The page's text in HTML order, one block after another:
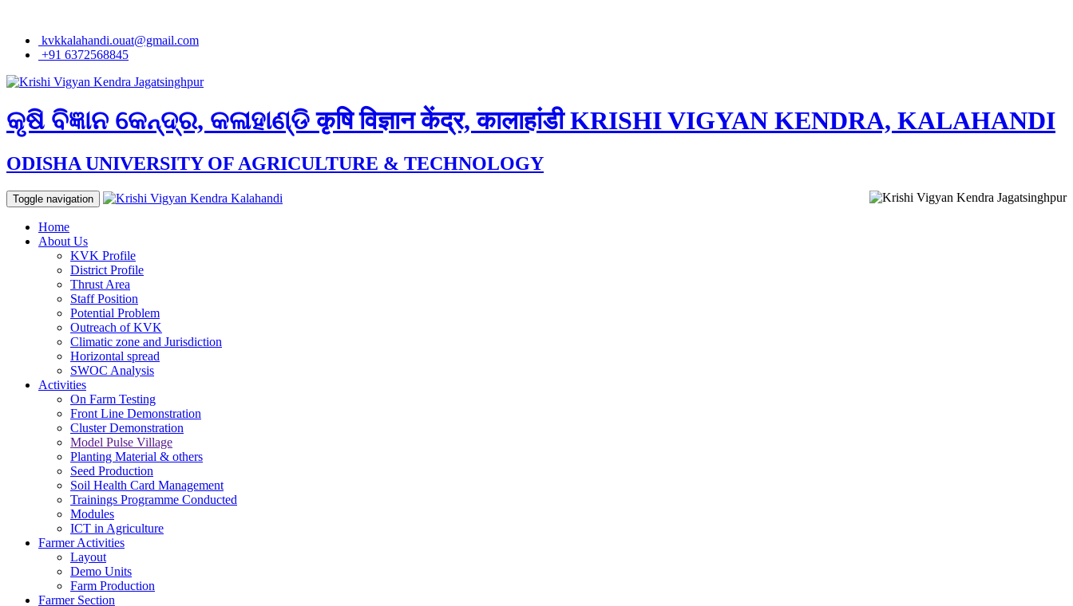
kvkkalahandi.ouat@gmail.com
+91 6372568845
କୃଷି ବିଜ୍ଞାନ କେନ୍ଦ୍ର, କଳାହାଣ୍ଡିकृषि विज्ञान केंद्र, कालाहांडीKRISHI VIGYAN KENDRA, KALAHANDI
ODISHA UNIVERSITY OF AGRICULTURE & TECHNOLOGY
Toggle navigation
Home
About Us
KVK Profile
District Profile
Thrust Area
Staff Position
Potential Problem
Outreach of KVK
Climatic zone and Jurisdiction
Horizontal spread
SWOC Analysis
Activities
On Farm Testing
Front Line Demonstration
Cluster Demonstration
Model Pulse Village
Planting Material & others
Seed Production
Soil Health Card Management
Trainings Programme Conducted
Modules
ICT in Agriculture
Farmer Activities
Layout
Demo Units
Farm Production
Farmer Section